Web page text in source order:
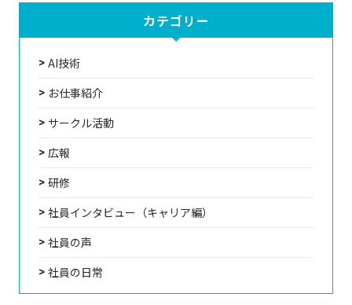
カテゴリー
AI技術
お仕事紹介
サークル活動
広報
研修
社員インタビュー（キャリア編）
社員の声
社員の日常